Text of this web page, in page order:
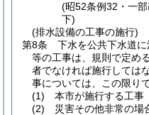
(昭52条例32・一
下)
(排水設備の工事の施行)
第8条
下水を公共下水道
等の工事は、規則で定め
者でなければ施行しては
事については、この限りで
(1)
本市が施行する工事
(2)
災害その他非常の場